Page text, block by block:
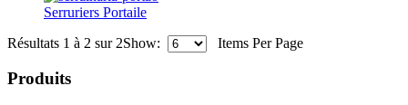
Serruriers Portaile
Résultats 1 à 2 sur 2Show: Items Per Page
Produits